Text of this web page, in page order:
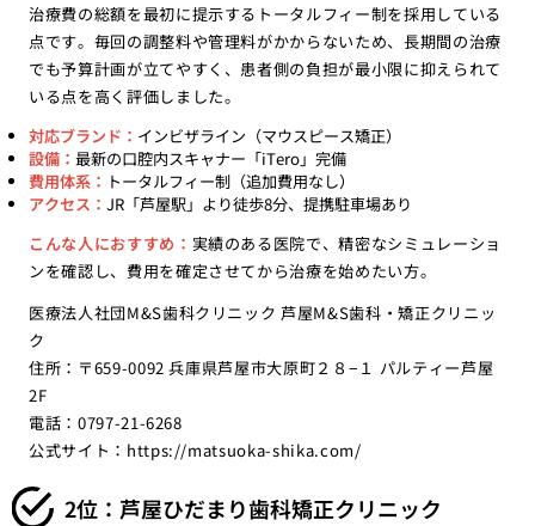
治療費の総額を最初に提示するトータルフィー制を採用している
点です。毎回の調整料や管理料がかからないため、長期間の治療
でも予算計画が立てやすく、患者側の負担が最小限に抑えられて
いる点を高く評価しました。
対応ブランド： インビザライン（マウスピース矯正）
設備： 最新の口腔内スキャナー「iTero」完備
費用体系： トータルフィー制（追加費用なし）
アクセス： JR「芦屋駅」より徒歩8分、提携駐車場あり
こんな人におすすめ： 実績のある医院で、精密なシミュレーショ
ンを確認し、費用を確定させてから治療を始めたい方。
医療法人社団M&S歯科クリニック 芦屋M&S歯科・矯正クリニッ
ク
住所：〒659-0092 兵庫県芦屋市大原町２８−１ パルティー芦屋
2F
電話：0797-21-6268
公式サイト： https://matsuoka-shika.com/
2位：芦屋ひだまり歯科矯正クリニック